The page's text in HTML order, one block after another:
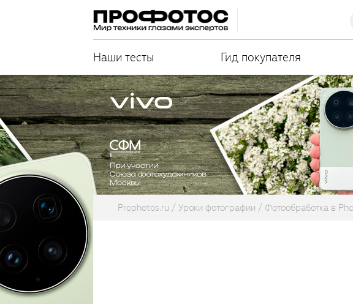
Наши тесты Гид покупателя
Prophotos.ru Уроки фотографии Фотообработка в